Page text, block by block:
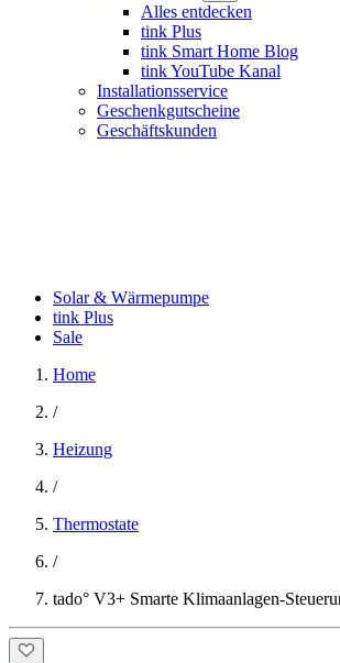
Alles entdecken
tink Plus
tink Smart Home Blog
tink YouTube Kanal
Installationsservice
Geschenkgutscheine
Geschäftskunden
Solar & Wärmepumpe
tink Plus
Sale
Home
/
Heizung
/
Thermostate
/
tado° V3+ Smarte Klimaanlagen-